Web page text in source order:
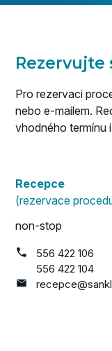
Rezervujte
Pro rezervaci
nebo e-mailem.
vhodného termínu
Recepce
(rezervace
non-stop
556 422 106
556 422 104